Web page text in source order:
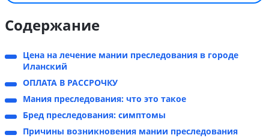
Содержание
Цена на лечение мании преследования в городе
Иланский
ОПЛАТА В РАССРОЧКУ
Мания преследования: что это такое
Бред преследования: симптомы
Причины возникновения мании преследования